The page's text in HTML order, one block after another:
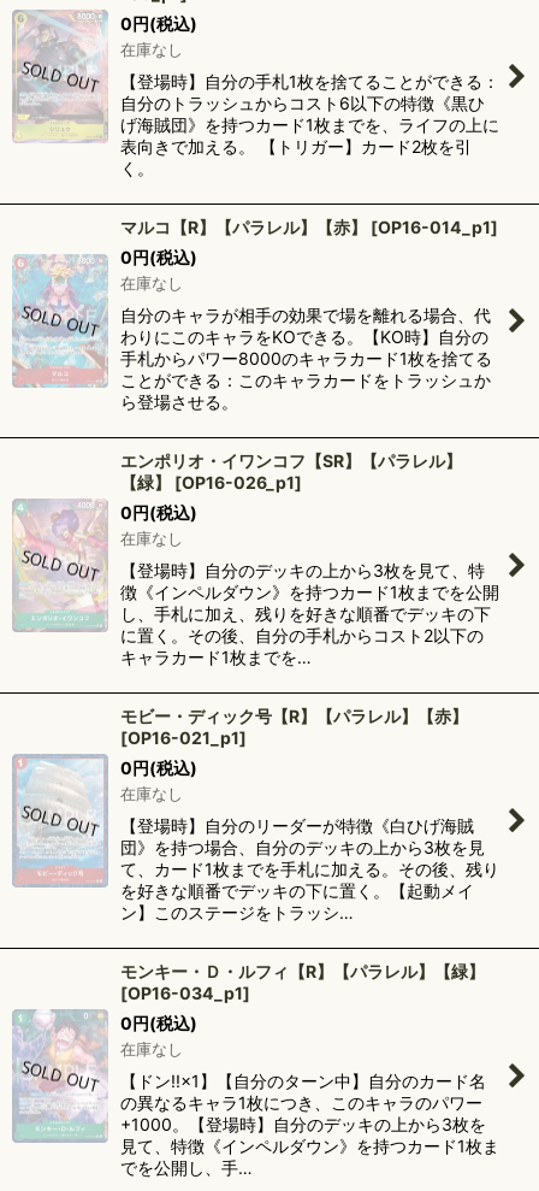
0円(税込)
在庫なし
【登場時】自分の手札1枚を捨てることができる：
自分のトラッシュからコスト6以下の特徴《黒ひ
げ海賊団》を持つカード1枚までを、ライフの上に
表向きで加える。 【トリガー】カード2枚を引
く。
マルコ【R】【パラレル】【赤】 [OP16-014_p1]
0円(税込)
在庫なし
自分のキャラが相手の効果で場を離れる場合、代
わりにこのキャラをKOできる。【KO時】自分の
手札からパワー8000のキャラカード1枚を捨てる
ことができる：このキャラカードをトラッシュか
ら登場させる。
エンポリオ・イワンコフ【SR】【パラレル】
【緑】
[OP16-026_p1]
0円(税込)
在庫なし
【登場時】自分のデッキの上から3枚を見て、特
徴《インペルダウン》を持つカード1枚までを公開
し、手札に加え、残りを好きな順番でデッキの下
に置く。その後、自分の手札からコスト2以下の
キャラカード1枚までを…
モビー・ディック号【R】【パラレル】【赤】
[OP16-021_p1]
0円(税込)
在庫なし
【登場時】自分のリーダーが特徴《白ひげ海賊
団》を持つ場合、自分のデッキの上から3枚を見
て、カード1枚までを手札に加える。その後、残り
を好きな順番でデッキの下に置く。【起動メイ
ン】このステージをトラッシ…
モンキー・Ｄ・ルフィ【R】【パラレル】【緑】
[OP16-034_p1]
0円(税込)
在庫なし
【ドン!!×1】【自分のターン中】自分のカード名
の異なるキャラ1枚につき、このキャラのパワー
+1000。【登場時】自分のデッキの上から3枚を
見て、特徴《インペルダウン》を持つカード1枚ま
でを公開し、手…